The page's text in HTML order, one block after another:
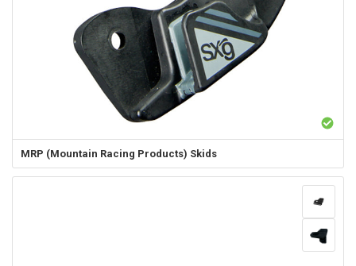
MRP (Mountain Racing Products) Skids